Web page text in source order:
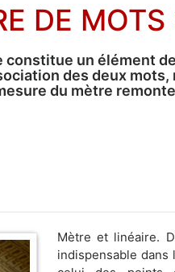
DE
constitue un élément
des deux
du mètre
Mètre et linéaire.
indispensable dans